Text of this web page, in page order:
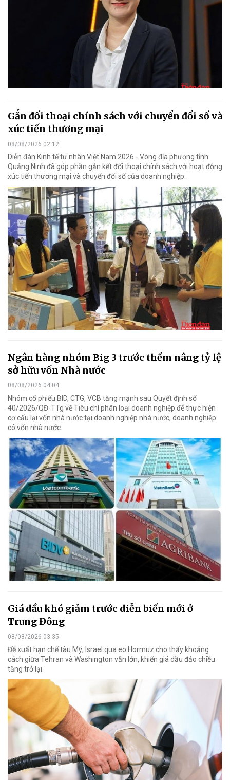
Gắn đối thoại chính sách với chuyển đổi số và
xúc tiến thương mại
08/08/2026 02:12
Diễn đàn Kinh tế tư nhân Việt Nam 2026 - Vòng địa phương tỉnh
Quảng Ninh đã góp phần gắn kết đối thoại chính sách với hoạt động
xúc tiến thương mại và chuyển đổi số của doanh nghiệp.
Ngân hàng nhóm Big 3 trước thềm nâng tỷ lệ
sở hữu vốn Nhà nước
08/08/2026 04:04
Nhóm cổ phiếu BID, CTG, VCB tăng mạnh sau Quyết định số
40/2026/QĐ-TTg về Tiêu chí phân loại doanh nghiệp để thực hiện
cơ cấu lại vốn nhà nước tại doanh nghiệp nhà nước, doanh nghiệp
có vốn nhà nước.
Giá dầu khó giảm trước diễn biến mới ở
Trung Đông
08/08/2026 03:35
Đề xuất hạn chế tàu Mỹ, Israel qua eo Hormuz cho thấy khoảng
cách giữa Tehran và Washington vẫn lớn, khiến giá dầu đảo chiều
tăng trở lại.